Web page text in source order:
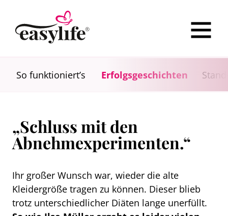
So funktioniert’s Erfolgsgeschichten
„Schluss mit den
Abnehmexperimenten.“
Ihr großer Wunsch war, wieder die alte
Kleidergröße tragen zu können. Dieser blieb
trotz unterschiedlicher Diäten lange unerfüllt.